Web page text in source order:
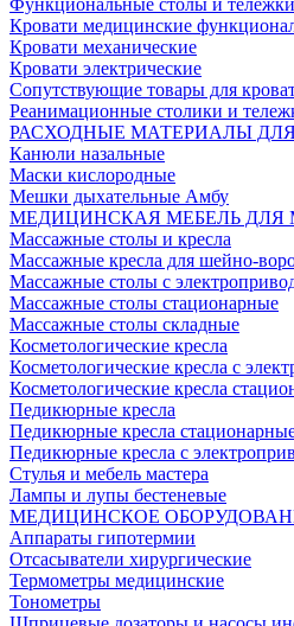
Функциональные столы и тележки
Кровати медицинские
Кровати механические
Кровати электрические
Сопутствующие товары для
Реанимационные столики и
РАСХОДНЫЕ МАТЕРИАЛЫ
Канюли назальные
Маски кислородные
Мешки дыхательные Амбу
МЕДИЦИНСКАЯ МЕБЕЛЬ
Массажные столы и кресла
Массажные кресла для шейно-
Массажные столы с
Массажные столы стационарные
Массажные столы складные
Косметологические кресла
Косметологические кресла с
Косметологические кресла
Педикюрные кресла
Педикюрные кресла
Педикюрные кресла с
Стулья и мебель мастера
Лампы и лупы бестеневые
МЕДИЦИНСКОЕ
Аппараты гипотермии
Отсасыватели хирургические
Термометры медицинские
Тонометры